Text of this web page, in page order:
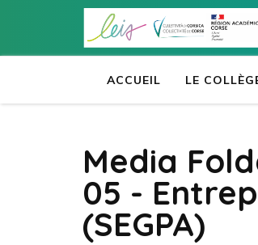
contenu
Entrée)
ACCUEIL LE
Media
05 -
(SEGPA)